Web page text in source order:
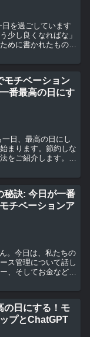
を過ごしています
少し良くなればな」
めに書かれたもので
モチベーション
番最高の日にす
日、最高の日にし
まります。節約しな
をご紹介します。こ
秘訣: 今日が一番
チベーションア
。今日は、私たちの
ス管理について話し
、そしてお金など、
の日にする！モ
プとChatGPT